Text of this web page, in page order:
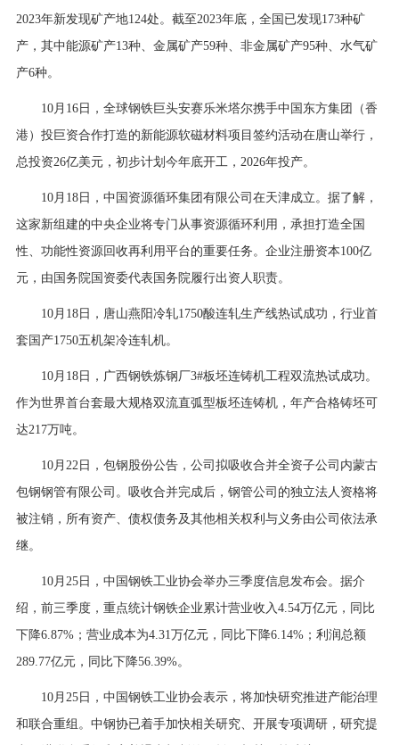
2023年新发现矿产地124处。截至2023年底，全国已发现173种矿
产，其中能源矿产13种、金属矿产59种、非金属矿产95种、水气矿
产6种。
10月16日，全球钢铁巨头安赛乐米塔尔携手中国东方集团（香
港）投巨资合作打造的新能源软磁材料项目签约活动在唐山举行，
总投资26亿美元，初步计划今年底开工，2026年投产。
10月18日，中国资源循环集团有限公司在天津成立。据了解，
这家新组建的中央企业将专门从事资源循环利用，承担打造全国
性、功能性资源回收再利用平台的重要任务。企业注册资本100亿
元，由国务院国资委代表国务院履行出资人职责。
10月18日，唐山燕阳冷轧1750酸连轧生产线热试成功，行业首
套国产1750五机架冷连轧机。
10月18日，广西钢铁炼钢厂3#板坯连铸机工程双流热试成功。
作为世界首台套最大规格双流直弧型板坯连铸机，年产合格铸坯可
达217万吨。
10月22日，包钢股份公告，公司拟吸收合并全资子公司内蒙古
包钢钢管有限公司。吸收合并完成后，钢管公司的独立法人资格将
被注销，所有资产、债权债务及其他相关权利与义务由公司依法承
继。
10月25日，中国钢铁工业协会举办三季度信息发布会。据介
绍，前三季度，重点统计钢铁企业累计营业收入4.54万亿元，同比
下降6.87%；营业成本为4.31万亿元，同比下降6.14%；利润总额
289.77亿元，同比下降56.39%。
10月25日，中国钢铁工业协会表示，将加快研究推进产能治理
和联合重组。中钢协已着手加快相关研究、开展专项调研，研究提